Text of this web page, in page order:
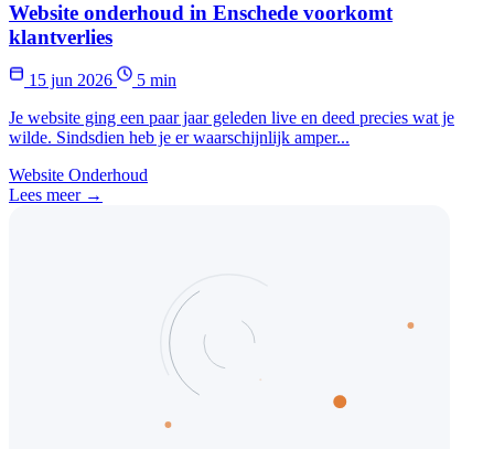
Website onderhoud in Enschede voorkomt
klantverlies
15 jun 2026
5 min
Je website ging een paar jaar geleden live en deed precies wat je
wilde. Sindsdien heb je er waarschijnlijk amper...
Website Onderhoud
Lees meer →